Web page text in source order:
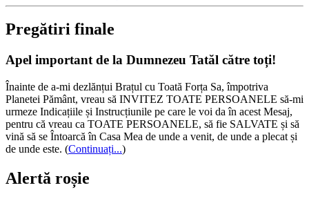
Pregătiri finale
Apel important de la Dumnezeu Tatăl către toți!
Înainte de a-mi dezlănțui Brațul cu Toată Forța Sa, împotriva
Planetei Pământ, vreau să INVITEZ TOATE PERSOANELE să-mi
urmeze Indicațiile și Instrucțiunile pe care le voi da în acest Mesaj,
pentru că vreau ca TOATE PERSOANELE, să fie SALVATE și să
vină să se Întoarcă în Casa Mea de unde a venit, de unde a plecat și
de unde este. (Continuați...)
Alertă roșie